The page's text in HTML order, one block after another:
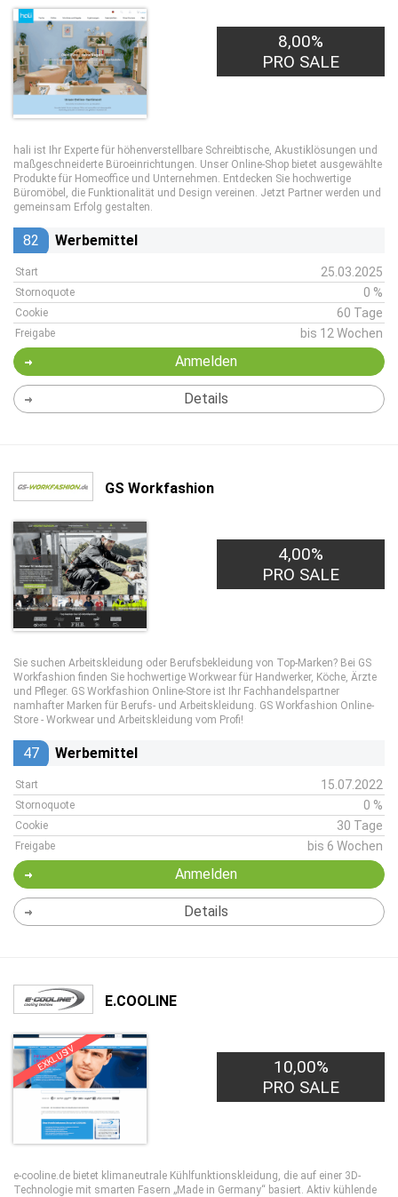
8,00%
PRO SALE
hali ist Ihr Experte für höhenverstellbare Schreibtische, Akustiklösungen und
maßgeschneiderte Büroeinrichtungen. Unser Online-Shop bietet ausgewählte
Produkte für Homeoffice und Unternehmen. Entdecken Sie hochwertige
Büromöbel, die Funktionalität und Design vereinen. Jetzt Partner werden und
gemeinsam Erfolg gestalten.
82 Werbemittel
Start 25.03.2025
Stornoquote 0 %
Cookie 60 Tage
Freigabe bis 12 Wochen
Anmelden
Details
GS Workfashion
4,00%
PRO SALE
Sie suchen Arbeitskleidung oder Berufsbekleidung von Top-Marken? Bei GS
Workfashion finden Sie hochwertige Workwear für Handwerker, Köche, Ärzte
und Pfleger. GS Workfashion Online-Store ist Ihr Fachhandelspartner
namhafter Marken für Berufs- und Arbeitskleidung. GS Workfashion Online-
Store - Workwear und Arbeitskleidung vom Profi!
47 Werbemittel
Start 15.07.2022
Stornoquote 0 %
Cookie 30 Tage
Freigabe bis 6 Wochen
Anmelden
Details
E.COOLINE
EXKLUSIV
10,00%
PRO SALE
e-cooline.de bietet klimaneutrale Kühlfunktionskleidung, die auf einer 3D-
Technologie mit smarten Fasern „Made in Germany“ basiert. Aktiv kühlende